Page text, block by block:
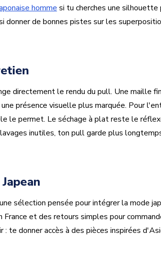
homme si tu cherches une
donner de bonnes pistes sur les
directement le rendu du pull. Une maille
présence visuelle plus marquée. Pour
le permet. Le séchage à plat reste le
inutiles, ton pull garde plus
sélection pensée pour intégrer la mode
France et des retours simples pour
: te donner accès à des pièces inspirées